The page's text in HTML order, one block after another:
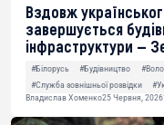
Вздовж
завершується
інфраструктури —
#Білорусь #Будівництво
#Служба зовнішньої розвідки
Владислав Хоменко25 Червня, 2026